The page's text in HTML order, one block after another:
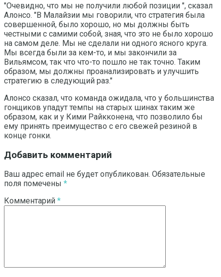
"Очевидно, что мы не получили любой позиции ", сказал
Алонсо. "В Малайзии мы говорили, что стратегия была
совершенной, было хорошо, но мы должны быть
честными с самими собой, зная, что это не было хорошо
на самом деле. Мы не сделали ни одного ясного круга.
Мы всегда были за кем-то, и мы закончили за
Вильямсом, так что что-то пошло не так точно. Таким
образом, мы должны проанализировать и улучшить
стратегию в следующий раз."
Алонсо сказал, что команда ожидала, что у большинства
гонщиков упадут темпы на старых шинах таким же
образом, как и у Кими Райкконена, что позволило бы
ему принять преимущество с его свежей резиной в
конце гонки.
Добавить комментарий
Ваш адрес email не будет опубликован. Обязательные
поля помечены *
Комментарий *